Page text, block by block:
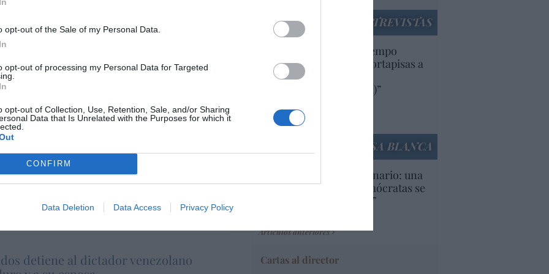
opt-out of the Sale of my Personal Data.
opt-out of processing my Personal Data for Targeted
opt-out of Collection, Use, Retention, Sale, and/or Sharing
Data that Is Unrelated with the Purposes for which it
CONFIRM
Data Deletion Data Access Privacy Policy
la operación. Por de
ha tenido el acierto de
transición a la democracia a
políticos
de Trump ha sido un éxito. Ha logrado, con la
al tirano y poner a la tiranía contra las
hecho luego. Su error ha consistido en
y confiar enDelcy Rodríguez. Eso
dos de la dictadura va a acabar con la
detiene al dictador venezolano
ENTREVISTAS
“Europa lleva mucho tiempo
poniendo aranceles y cortapisas a
productos y compañías
americanas (y europeas)”
Artículos anteriores
LA CASA BLANCA
EEUU. Inquietante escenario: una
tercera parte de los demócratas se
define como “socialista”
Artículos anteriores
Cartas al director